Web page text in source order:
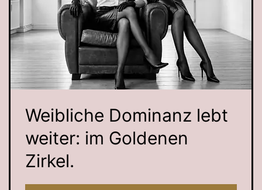
Weibliche Dominanz lebt
weiter: im Goldenen
Zirkel.